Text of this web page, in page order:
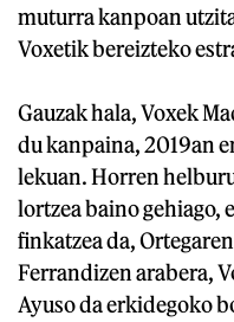
muturra kanpoan
Voxetik bereizteko
Gauzak hala, Voxek
du kanpaina, 2019an
lekuan. Horren
lortzea baino gehiago,
finkatzea da,
Ferrandizen arabera,
Ayuso da erkidegoko